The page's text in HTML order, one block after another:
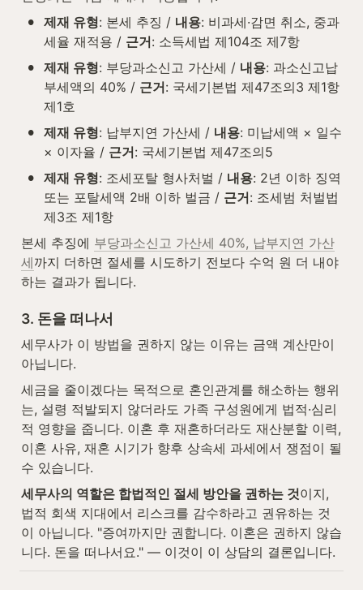
• 제재 유형: 본세 추징 / 내용: 비과세·감면 취소, 중과
세율 재적용 / 근거: 소득세법 제104조 제7항
• 제재 유형: 부당과소신고 가산세 / 내용: 과소신고납
부세액의 40% / 근거: 국세기본법 제47조의3 제1항
제1호
• 제재 유형: 납부지연 가산세 / 내용: 미납세액 × 일수
× 이자율 / 근거: 국세기본법 제47조의5
• 제재 유형: 조세포탈 형사처벌 / 내용: 2년 이하 징역
또는 포탈세액 2배 이하 벌금 / 근거: 조세범 처벌법
제3조 제1항
본세 추징에 부당과소신고 가산세 40%, 납부지연 가산
세까지 더하면 절세를 시도하기 전보다 수억 원 더 내야
하는 결과가 됩니다.
3. 돈을 떠나서
세무사가 이 방법을 권하지 않는 이유는 금액 계산만이
아닙니다.
세금을 줄이겠다는 목적으로 혼인관계를 해소하는 행위
는, 설령 적발되지 않더라도 가족 구성원에게 법적·심리
적 영향을 줍니다. 이혼 후 재혼하더라도 재산분할 이력,
이혼 사유, 재혼 시기가 향후 상속세 과세에서 쟁점이 될
수 있습니다.
세무사의 역할은 합법적인 절세 방안을 권하는 것이지,
법적 회색 지대에서 리스크를 감수하라고 권유하는 것
이 아닙니다. "증여까지만 권합니다. 이혼은 권하지 않습
니다. 돈을 떠나서요." — 이것이 이 상담의 결론입니다.